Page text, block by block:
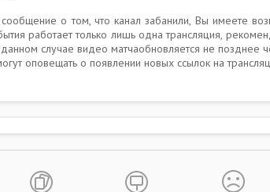
о том, что канал забанили, Вы имеете
работает только лишь одна трансляция,
случае видео матчаобновляется не
оповещать о появлении новых ссылок на